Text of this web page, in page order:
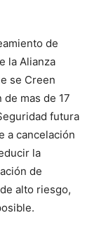
de
la Alianza
se Creen
mas de 17
futura
a cancelación
la
de
alto riesgo,